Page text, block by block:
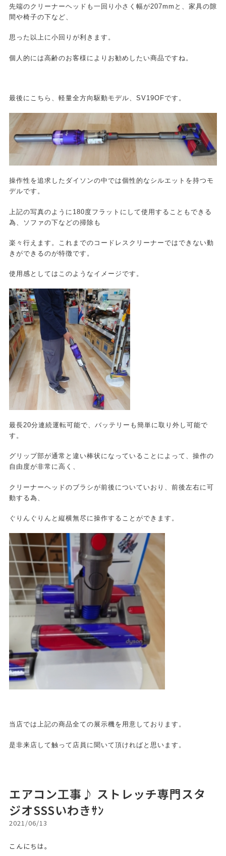
先端のクリーナーヘッドも一回り小さく幅が207mmと、家具の隙
間や椅子の下など、
思った以上に小回りが利きます。
個人的には高齢のお客様によりお勧めしたい商品ですね。
最後にこちら、軽量全方向駆動モデル、SV19OFです。
操作性を追求したダイソンの中では個性的なシルエットを持つモ
デルです。
上記の写真のように180度フラットにして使用することもできる
為、ソファの下などの掃除も
楽々行えます。これまでのコードレスクリーナーではできない動
きができるのが特徴です。
使用感としてはこのようなイメージです。
最長20分連続運転可能で、バッテリーも簡単に取り外し可能で
す。
グリップ部が通常と違い棒状になっていることによって、操作の
自由度が非常に高く、
クリーナーヘッドのブラシが前後についていおり、前後左右に可
動する為、
ぐりんぐりんと縦横無尽に操作することができます。
当店では上記の商品全ての展示機を用意しております。
是非来店して触って店員に聞いて頂ければと思います。
エアコン工事♪ ストレッチ専門スタ
ジオSSSいわきｻﾝ
2021/06/13
こんにちは。